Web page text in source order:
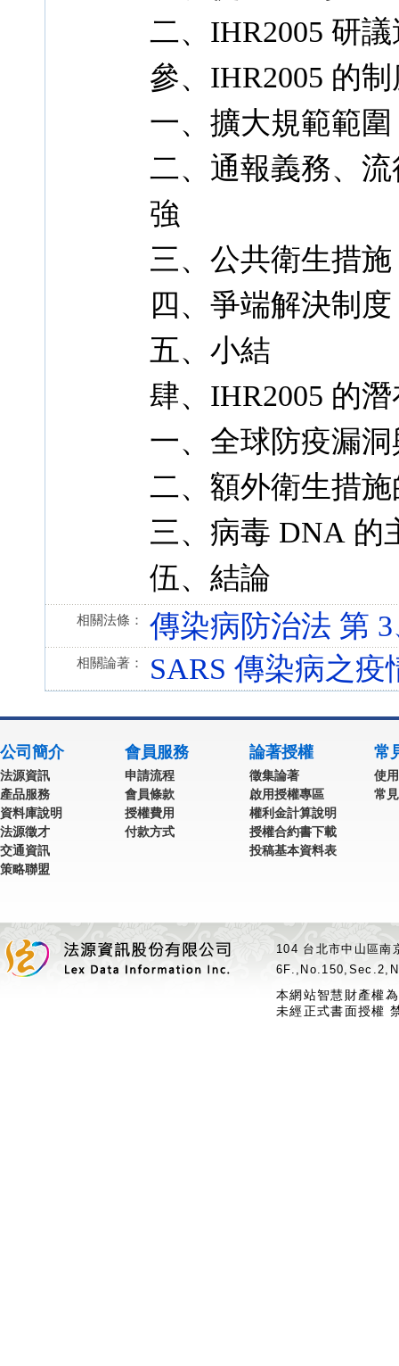
二、IHR2005 研
參、IHR2005 的
一、擴大規範範圍
二、通報義務、
強
三、公共衛生措施
四、爭端解決制度
五、小結
肆、IHR2005 的
一、全球防疫漏
二、額外衛生措
三、病毒 DNA 的
伍、結論
相關法條： 傳染病防治法 第 3
相關論著： SARS 傳染病之
公司簡介
法源資訊
產品服務
資料庫說明
法源徵才
交通資訊
策略聯盟
會員服務
申請流程
會員條款
授權費用
付款方式
論著授權
徵集論著
啟用授權專區
權利金計算說明
授權合約書下載
投稿基本資料表
常
使
常
104 台北市中山區
本網站智慧財產權
未經正式書面授權